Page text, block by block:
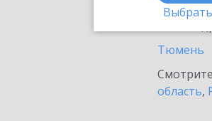
Тюмень
область,